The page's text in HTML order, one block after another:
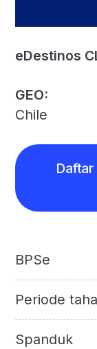
eDestinos
GEO:
Chile
BPSe
Periode
Spanduk